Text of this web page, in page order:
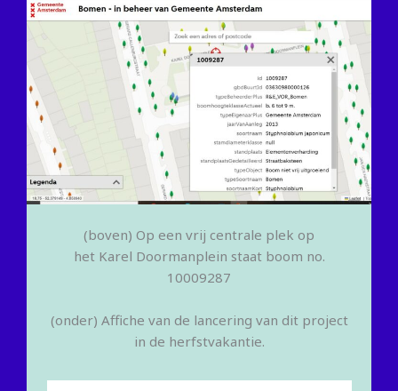
(boven) Op een vrij centrale plek op
het Karel Doormanplein staat boom no.
10009287
(onder) Affiche van de lancering van dit project
in de herfstvakantie.